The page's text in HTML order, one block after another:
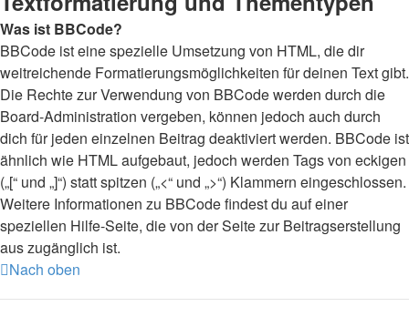
Was ist BBCode?
BBCode ist eine spezielle Umsetzung von HTML, die dir
weitreichende Formatierungsmöglichkeiten für deinen Text gibt.
Die Rechte zur Verwendung von BBCode werden durch die
Board-Administration vergeben, können jedoch auch durch
dich für jeden einzelnen Beitrag deaktiviert werden. BBCode ist
ähnlich wie HTML aufgebaut, jedoch werden Tags von eckigen
(„[“ und „]“) statt spitzen („<“ und „>“) Klammern eingeschlossen.
Weitere Informationen zu BBCode findest du auf einer
speziellen Hilfe-Seite, die von der Seite zur Beitragserstellung
aus zugänglich ist.
Nach oben